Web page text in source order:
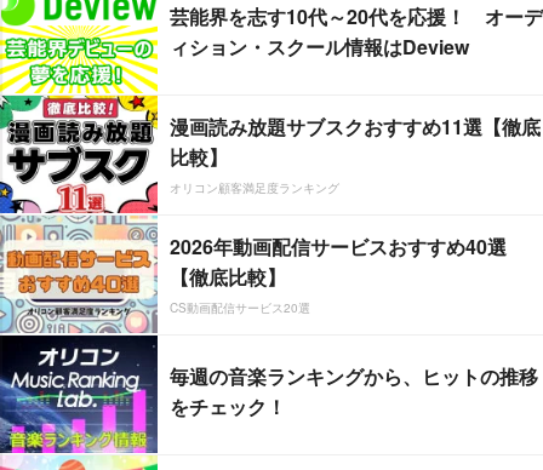
芸能界を志す10代～20代を応援！ オーデ
ィション・スクール情報はDeview
漫画読み放題サブスクおすすめ11選【徹底
比較】
オリコン顧客満足度ランキング
2026年動画配信サービスおすすめ40選
【徹底比較】
CS動画配信サービス20選
毎週の音楽ランキングから、ヒットの推移
をチェック！